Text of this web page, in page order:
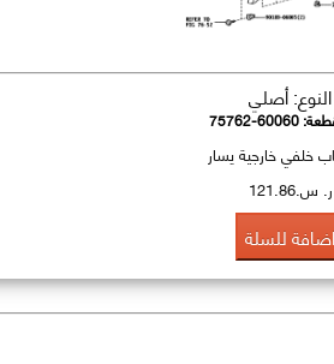
النوع: أصلي
75762-60060
خلفي خارجية يسار
ر. س.121.86
اضافة للسلة